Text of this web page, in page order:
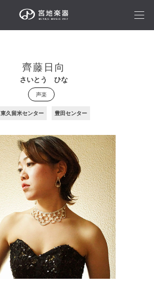
齊藤日向
さいとう ひな
声楽
東久留米センター 豊田センター